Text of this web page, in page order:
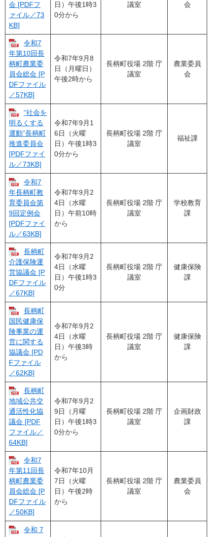
会 [PDFフ
ァイル／73
KB]
日）午後1時3
0分から
議室
会
令和7
年第10回長
柄町農業委
員会総会 [P
DFファイル
／57KB]
令和7年9月8
日（月曜日）
午後2時から
長柄町役場 2階 庁
議室
農業委員
会
“社会を
明るくする
運動”長柄町
推進委員会
[PDFファイ
ル／73KB]
令和7年9月1
6日（火曜
日）午後1時3
0分から
長柄町役場 2階 庁
議室
福祉課
令和7
年長柄町教
育委員会第
9回定例会
[PDFファイ
ル／63KB]
令和7年9月2
4日（水曜
日）午前10時
から
長柄町役場 2階 庁
議室
学校教育
課
長柄町
介護保険運
営協議会 [P
DFファイル
／67KB]
令和7年9月2
4日（水曜
日）午後1時3
0分
長柄町役場 2階 庁
議室
健康保険
課
長柄町
国民健康保
険事業の運
営に関する
協議会 [PD
Fファイル
／62KB]
令和7年9月2
4日（水曜
日）午後3時
から
長柄町役場 2階 庁
議室
健康保険
課
長柄町
地域公共交
通活性化協
議会 [PDF
ファイル／
64KB]
令和7年9月2
9日（月曜
日）午後1時3
0分から
長柄町役場 2階 庁
議室
企画財政
課
令和7
年第11回長
柄町農業委
員会総会 [P
DFファイル
／50KB]
令和7年10月
7日（火曜
日）午後2時
から
長柄町役場 2階 庁
議室
農業委員
会
令和 7